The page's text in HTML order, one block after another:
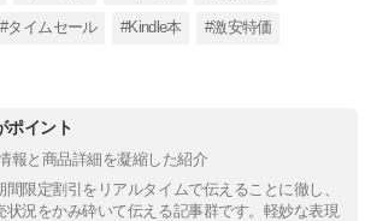
#タイムセール #Kindle本 #激安特価
ポイント
報と商品詳細を凝縮した紹介
限定割引をリアルタイムで伝えることに徹し、
況をかみ砕いて伝える記事群です。軽妙な表現